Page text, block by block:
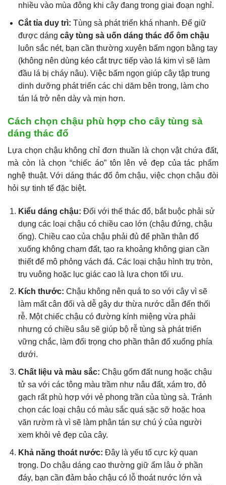
nhiều vào mùa đông khi cây đang trong giai đoạn nghỉ.
Cắt tỉa duy trì: Tùng sà phát triển khá nhanh. Để giữ
được dáng cây tùng sà uốn dáng thác đổ ôm chậu
luôn sắc nét, bạn cần thường xuyên bấm ngọn bằng tay
(không nên dùng kéo cắt trực tiếp vào lá kim vì sẽ làm
đầu lá bị cháy nâu). Việc bấm ngọn giúp cây tập trung
dinh dưỡng phát triển các chi dăm bên trong, làm cho
tán lá trở nên dày và mịn hơn.
Cách chọn chậu phù hợp cho cây tùng sà
dáng thác đổ
Lựa chọn chậu không chỉ đơn thuần là chọn vật chứa đất,
mà còn là chọn “chiếc áo” tôn lên vẻ đẹp của tác phẩm
nghệ thuật. Với dáng thác đổ ôm chậu, việc chọn chậu đòi
hỏi sự tinh tế đặc biệt.
Kiểu dáng chậu: Đối với thế thác đổ, bắt buộc phải sử
dụng các loại chậu có chiều cao lớn (chậu đứng, chậu
ống). Chiều cao của chậu phải đủ để phần thân đổ
xuống không chạm đất, tạo ra khoảng không gian cần
thiết để mô phỏng vách đá. Các loại chậu hình trụ tròn,
trụ vuông hoặc lục giác cao là lựa chọn tối ưu.
Kích thước: Chậu không nên quá to so với cây vì sẽ
làm mất cân đối và dễ gây dư thừa nước dẫn đến thối
rễ. Một chiếc chậu có đường kính miệng vừa phải
nhưng có chiều sâu sẽ giúp bộ rễ tùng sà phát triển
vững chắc, làm đối trọng cho phần thân đổ xuống phía
dưới.
Chất liệu và màu sắc: Chậu gốm đất nung hoặc chậu
tử sa với các tông màu trầm như nâu đất, xám tro, đỏ
gạch rất phù hợp với vẻ phong trần của tùng sà. Tránh
chọn các loại chậu có màu sắc quá sặc sỡ hoặc hoa
văn rườm rà vì sẽ làm phân tán sự chú ý của người
xem khỏi vẻ đẹp của cây.
Khả năng thoát nước: Đây là yếu tố cực kỳ quan
trọng. Do chậu dáng cao thường giữ ẩm lâu ở phần
đáy, bạn cần đảm bảo chậu có lỗ thoát nước lớn và